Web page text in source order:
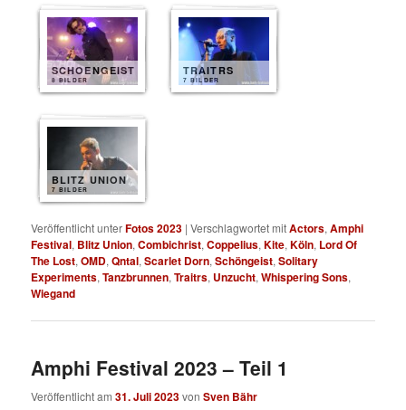
SCHOENGEIST
8 BILDER
TRAITRS
7 BILDER
BLITZ UNION
7 BILDER
Veröffentlicht unterFotos 2023 |Verschlagwortet mitActors,Amphi
Festival, Blitz Union,Combichrist,Coppelius,Kite,Köln, Lord Of
The Lost,OMD,Qntal,Scarlet Dorn,Schöngeist,Solitary
Experiments,Tanzbrunnen,Traitrs, Unzucht,Whispering Sons,
Wiegand
Amphi Festival 2023 – Teil 1
Veröffentlicht am31. Juli 2023vonSven Bähr